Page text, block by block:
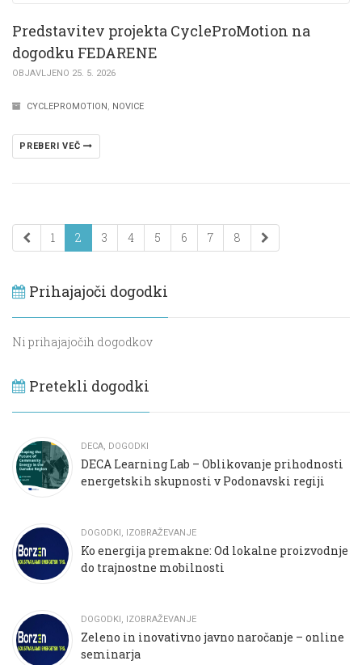
Predstavitev projekta CycleProMotion na
dogodku FEDARENE
OBJAVLJENO 25. 5. 2026
CYCLEPROMOTION , NOVICE
PREBERI VEČ
1 2 3 4 5 6 7 8
Prihajajoči dogodki
Ni prihajajočih dogodkov
Pretekli dogodki
DECA, DOGODKI
DECA Learning Lab – Oblikovanje prihodnosti
energetskih skupnosti v Podonavski regiji
DOGODKI , IZOBRAŽEVANJE
Ko energija premakne: Od lokalne proizvodnje
do trajnostne mobilnosti
DOGODKI , IZOBRAŽEVANJE
Zeleno in inovativno javno naročanje – online
seminarja